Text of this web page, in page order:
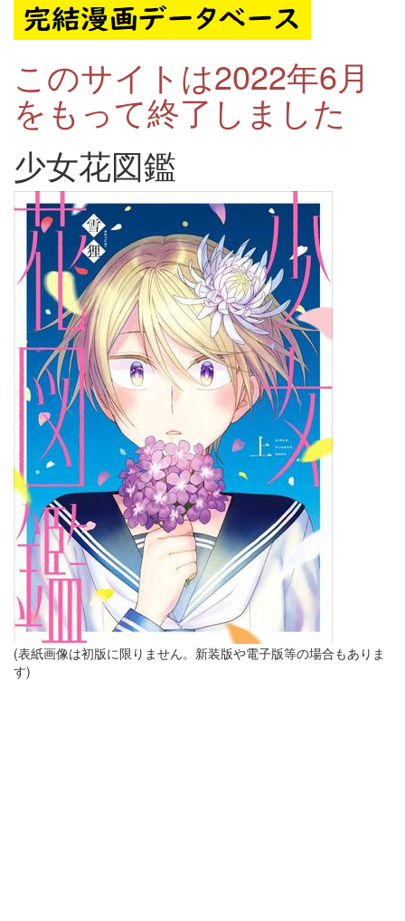
このサイトは2022年6月
をもって終了しました
少女花図鑑
(表紙画像は初版に限りません。新装版や電子版等の場合もありま
す)